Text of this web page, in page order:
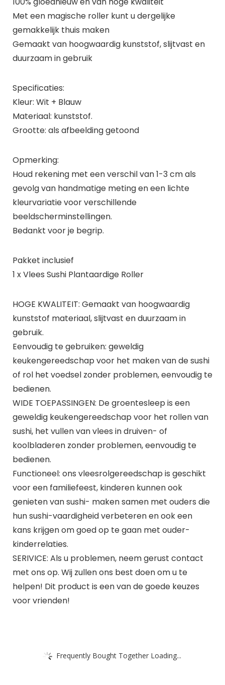
Met een magische roller kunt u dergelijke
gemakkelijk thuis maken
Gemaakt van hoogwaardig kunststof, slijtvast en
duurzaam in gebruik
Specificaties:
Kleur: Wit + Blauw
Materiaal: kunststof.
Grootte: als afbeelding getoond
Opmerking:
Houd rekening met een verschil van 1-3 cm als
gevolg van handmatige meting en een lichte
kleurvariatie voor verschillende
beeldscherminstellingen.
Bedankt voor je begrip.
Pakket inclusief
1 x Vlees Sushi Plantaardige Roller
HOGE KWALITEIT: Gemaakt van hoogwaardig
kunststof materiaal, slijtvast en duurzaam in
gebruik.
Eenvoudig te gebruiken: geweldig
keukengereedschap voor het maken van de sushi
of rol het voedsel zonder problemen, eenvoudig te
bedienen.
WIDE TOEPASSINGEN: De groentesleep is een
geweldig keukengereedschap voor het rollen van
sushi, het vullen van vlees in druiven- of
koolbladeren zonder problemen, eenvoudig te
bedienen.
Functioneel: ons vleesrolgereedschap is geschikt
voor een familiefeest, kinderen kunnen ook
genieten van sushi- maken samen met ouders die
hun sushi-vaardigheid verbeteren en ook een
kans krijgen om goed op te gaan met ouder-
kinderrelaties.
SERIVICE: Als u problemen, neem gerust contact
met ons op. Wij zullen ons best doen om u te
helpen! Dit product is een van de goede keuzes
voor vrienden!
Frequently Bought Together Loading...